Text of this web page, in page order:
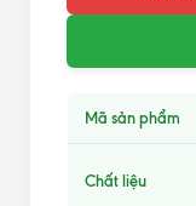
Mã sản phẩm
Chất liệu